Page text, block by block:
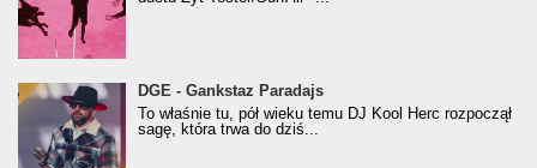
donGURALesko z nagrodą za
Klasyczny/Trueschoolowy Album Roku
(Popkillery 2023)
DGE - Gankstaz Paradajs
To właśnie tu, pół wieku temu DJ Kool Herc rozpoczął
sagę, która trwa do dziś...